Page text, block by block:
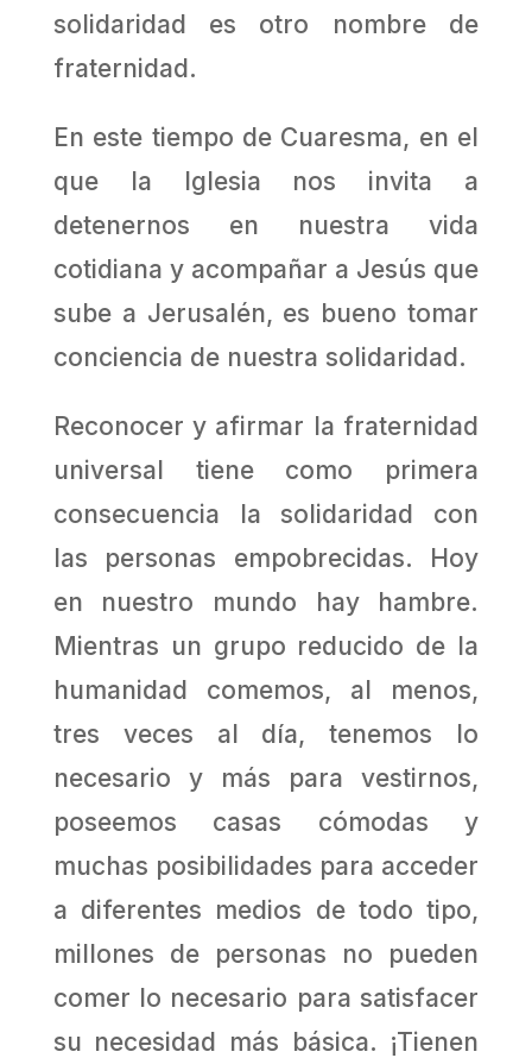
solidaridad es otro nombre de
fraternidad.
En este tiempo de Cuaresma, en el
que la Iglesia nos invita a
detenernos en nuestra vida
cotidiana y acompañar a Jesús que
sube a Jerusalén, es bueno tomar
conciencia de nuestra solidaridad.
Reconocer y afirmar la fraternidad
universal tiene como primera
consecuencia la solidaridad con
las personas empobrecidas. Hoy
en nuestro mundo hay hambre.
Mientras un grupo reducido de la
humanidad comemos, al menos,
tres veces al día, tenemos lo
necesario y más para vestirnos,
poseemos casas cómodas y
muchas posibilidades para acceder
a diferentes medios de todo tipo,
millones de personas no pueden
comer lo necesario para satisfacer
su necesidad más básica. ¡Tienen